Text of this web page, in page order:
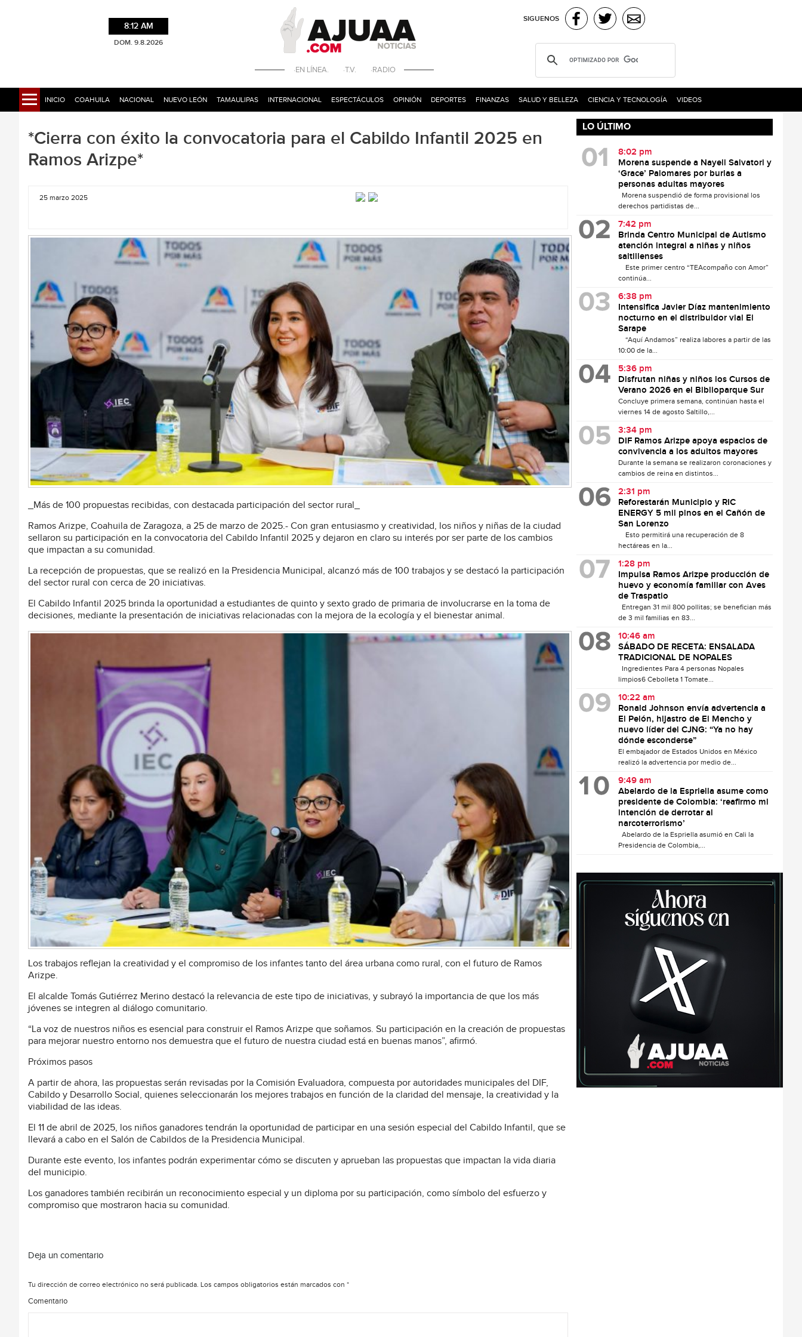
8:12 AM
DOM. 9.8.2026
·EN LÍNEA. ·T.V. ·RADIO
SIGUENOS
INICIO COAHUILA NACIONAL NUEVO LEÓN TAMAULIPAS INTERNACIONAL ESPECTÁCULOS OPINIÓN DEPORTES FINANZAS SALUD Y BELLEZA CIENCIA Y TECNOLOGÍA VIDEOS
*Cierra con éxito la convocatoria para el Cabildo Infantil 2025 en
Ramos Arizpe*
25 marzo 2025
_Más de 100 propuestas recibidas, con destacada participación del sector rural_
Ramos Arizpe, Coahuila de Zaragoza, a 25 de marzo de 2025.- Con gran entusiasmo y creatividad, los niños y niñas de la ciudad
sellaron su participación en la convocatoria del Cabildo Infantil 2025 y dejaron en claro su interés por ser parte de los cambios
que impactan a su comunidad.
La recepción de propuestas, que se realizó en la Presidencia Municipal, alcanzó más de 100 trabajos y se destacó la participación
del sector rural con cerca de 20 iniciativas.
El Cabildo Infantil 2025 brinda la oportunidad a estudiantes de quinto y sexto grado de primaria de involucrarse en la toma de
decisiones, mediante la presentación de iniciativas relacionadas con la mejora de la ecología y el bienestar animal.
Los trabajos reflejan la creatividad y el compromiso de los infantes tanto del área urbana como rural, con el futuro de Ramos
Arizpe.
El alcalde Tomás Gutiérrez Merino destacó la relevancia de este tipo de iniciativas, y subrayó la importancia de que los más
jóvenes se integren al diálogo comunitario.
“La voz de nuestros niños es esencial para construir el Ramos Arizpe que soñamos. Su participación en la creación de propuestas
para mejorar nuestro entorno nos demuestra que el futuro de nuestra ciudad está en buenas manos”, afirmó.
Próximos pasos
A partir de ahora, las propuestas serán revisadas por la Comisión Evaluadora, compuesta por autoridades municipales del DIF,
Cabildo y Desarrollo Social, quienes seleccionarán los mejores trabajos en función de la claridad del mensaje, la creatividad y la
viabilidad de las ideas.
El 11 de abril de 2025, los niños ganadores tendrán la oportunidad de participar en una sesión especial del Cabildo Infantil, que se
llevará a cabo en el Salón de Cabildos de la Presidencia Municipal.
Durante este evento, los infantes podrán experimentar cómo se discuten y aprueban las propuestas que impactan la vida diaria
del municipio.
Los ganadores también recibirán un reconocimiento especial y un diploma por su participación, como símbolo del esfuerzo y
compromiso que mostraron hacia su comunidad.
Deja un comentario
Tu dirección de correo electrónico no será publicada. Los campos obligatorios están marcados con *
Comentario
LO ÚLTIMO
8:02 pm
Morena suspende a Nayeli Salvatori y
‘Grace’ Palomares por burlas a
personas adultas mayores
Morena suspendió de forma provisional los
derechos partidistas de...
7:42 pm
Brinda Centro Municipal de Autismo
atención integral a niñas y niños
saltillenses
Este primer centro “TEAcompaño con Amor”
continúa...
6:38 pm
Intensifica Javier Díaz mantenimiento
nocturno en el distribuidor vial El
Sarape
“Aquí Andamos” realiza labores a partir de las
10:00 de la...
5:36 pm
Disfrutan niñas y niños los Cursos de
Verano 2026 en el Biblioparque Sur
Concluye primera semana, continúan hasta el
viernes 14 de agosto Saltillo,...
3:34 pm
DIF Ramos Arizpe apoya espacios de
convivencia a los adultos mayores
Durante la semana se realizaron coronaciones y
cambios de reina en distintos...
2:31 pm
Reforestarán Municipio y RIC
ENERGY 5 mil pinos en el Cañón de
San Lorenzo
Esto permitirá una recuperación de 8
hectáreas en la...
1:28 pm
Impulsa Ramos Arizpe producción de
huevo y economía familiar con Aves
de Traspatio
Entregan 31 mil 800 pollitas; se benefician más
de 3 mil familias en 83...
10:46 am
SÁBADO DE RECETA: ENSALADA
TRADICIONAL DE NOPALES
Ingredientes Para 4 personas Nopales
limpios6 Cebolleta 1 Tomate...
10:22 am
Ronald Johnson envía advertencia a
El Pelón, hijastro de El Mencho y
nuevo líder del CJNG: “Ya no hay
dónde esconderse”
El embajador de Estados Unidos en México
realizó la advertencia por medio de...
9:49 am
Abelardo de la Espriella asume como
presidente de Colombia: ‘reafirmo mi
intención de derrotar al
narcoterrorismo’
Abelardo de la Espriella asumió en Cali la
Presidencia de Colombia,...